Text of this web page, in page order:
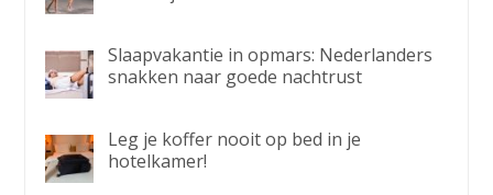
Slaapvakantie in opmars: Nederlanders
snakken naar goede nachtrust
Leg je koffer nooit op bed in je
hotelkamer!